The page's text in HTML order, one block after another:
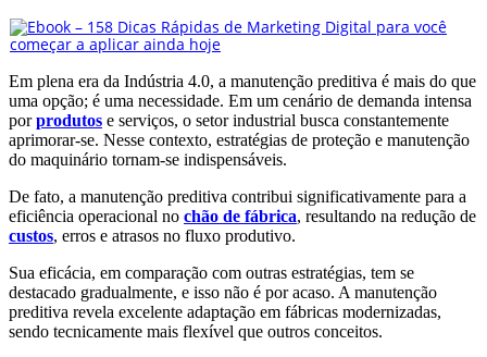
Em plena era da Indústria 4.0, a manutenção preditiva é mais do que
uma opção; é uma necessidade. Em um cenário de demanda intensa
porprodutos e serviços, o setor industrial busca constantemente
aprimorar-se. Nesse contexto, estratégias de proteção e manutenção
do maquinário tornam-se indispensáveis.
De fato, a manutenção preditiva contribui significativamente para a
eficiência operacional no chão de fábrica, resultando na redução de
custos, erros e atrasos no fluxo produtivo.
Sua eficácia, em comparação com outras estratégias, tem se
destacado gradualmente, e isso não é por acaso. A manutenção
preditiva revela excelente adaptação em fábricas modernizadas,
sendo tecnicamente mais flexível que outros conceitos.